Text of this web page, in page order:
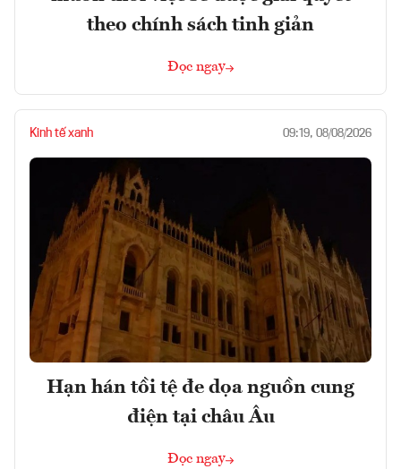
theo chính sách tinh giản
Đọc ngay
Kinh tế xanh 09:19, 08/08/2026
Hạn hán tồi tệ đe dọa nguồn cung
điện tại châu Âu
Đọc ngay